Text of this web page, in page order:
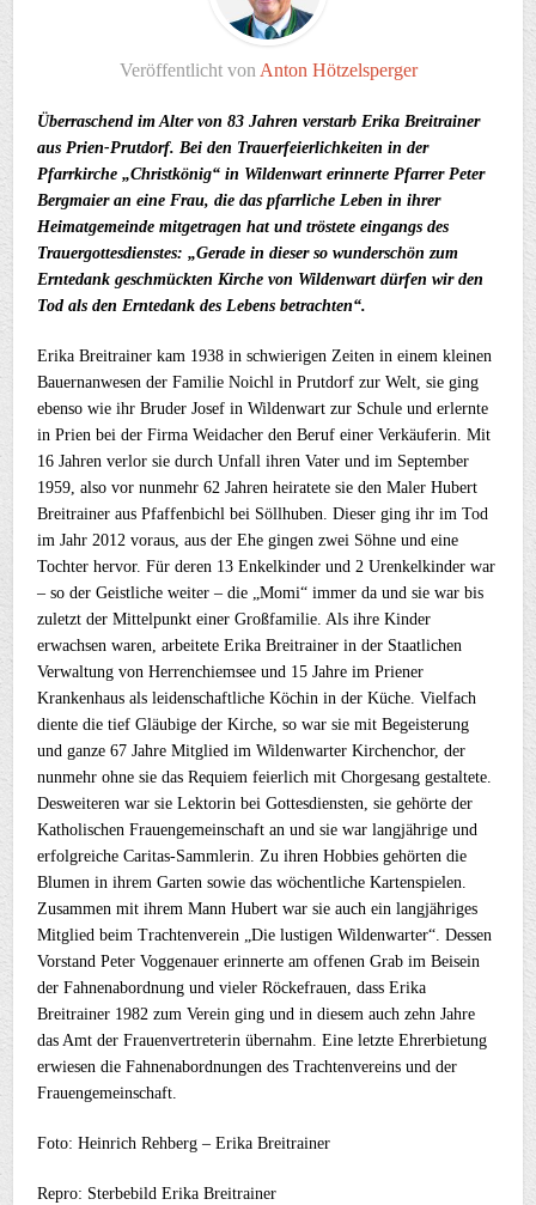
Veröffentlicht von Anton Hötzelsperger
Überraschend im Alter von 83 Jahren verstarb Erika Breitrainer
aus Prien-Prutdorf. Bei den Trauerfeierlichkeiten in der
Pfarrkirche „Christkönig“ in Wildenwart erinnerte Pfarrer Peter
Bergmaier an eine Frau, die das pfarrliche Leben in ihrer
Heimatgemeinde mitgetragen hat und tröstete eingangs des
Trauergottesdienstes: „Gerade in dieser so wunderschön zum
Erntedank geschmückten Kirche von Wildenwart dürfen wir den
Tod als den Erntedank des Lebens betrachten“.
Erika Breitrainer kam 1938 in schwierigen Zeiten in einem kleinen
Bauernanwesen der Familie Noichl in Prutdorf zur Welt, sie ging
ebenso wie ihr Bruder Josef in Wildenwart zur Schule und erlernte
in Prien bei der Firma Weidacher den Beruf einer Verkäuferin. Mit
16 Jahren verlor sie durch Unfall ihren Vater und im September
1959, also vor nunmehr 62 Jahren heiratete sie den Maler Hubert
Breitrainer aus Pfaffenbichl bei Söllhuben. Dieser ging ihr im Tod
im Jahr 2012 voraus, aus der Ehe gingen zwei Söhne und eine
Tochter hervor. Für deren 13 Enkelkinder und 2 Urenkelkinder war
– so der Geistliche weiter – die „Momi“ immer da und sie war bis
zuletzt der Mittelpunkt einer Großfamilie. Als ihre Kinder
erwachsen waren, arbeitete Erika Breitrainer in der Staatlichen
Verwaltung von Herrenchiemsee und 15 Jahre im Priener
Krankenhaus als leidenschaftliche Köchin in der Küche. Vielfach
diente die tief Gläubige der Kirche, so war sie mit Begeisterung
und ganze 67 Jahre Mitglied im Wildenwarter Kirchenchor, der
nunmehr ohne sie das Requiem feierlich mit Chorgesang gestaltete.
Desweiteren war sie Lektorin bei Gottesdiensten, sie gehörte der
Katholischen Frauengemeinschaft an und sie war langjährige und
erfolgreiche Caritas-Sammlerin. Zu ihren Hobbies gehörten die
Blumen in ihrem Garten sowie das wöchentliche Kartenspielen.
Zusammen mit ihrem Mann Hubert war sie auch ein langjähriges
Mitglied beim Trachtenverein „Die lustigen Wildenwarter“. Dessen
Vorstand Peter Voggenauer erinnerte am offenen Grab im Beisein
der Fahnenabordnung und vieler Röckefrauen, dass Erika
Breitrainer 1982 zum Verein ging und in diesem auch zehn Jahre
das Amt der Frauenvertreterin übernahm. Eine letzte Ehrerbietung
erwiesen die Fahnenabordnungen des Trachtenvereins und der
Frauengemeinschaft.
Foto: Heinrich Rehberg – Erika Breitrainer
Repro: Sterbebild Erika Breitrainer